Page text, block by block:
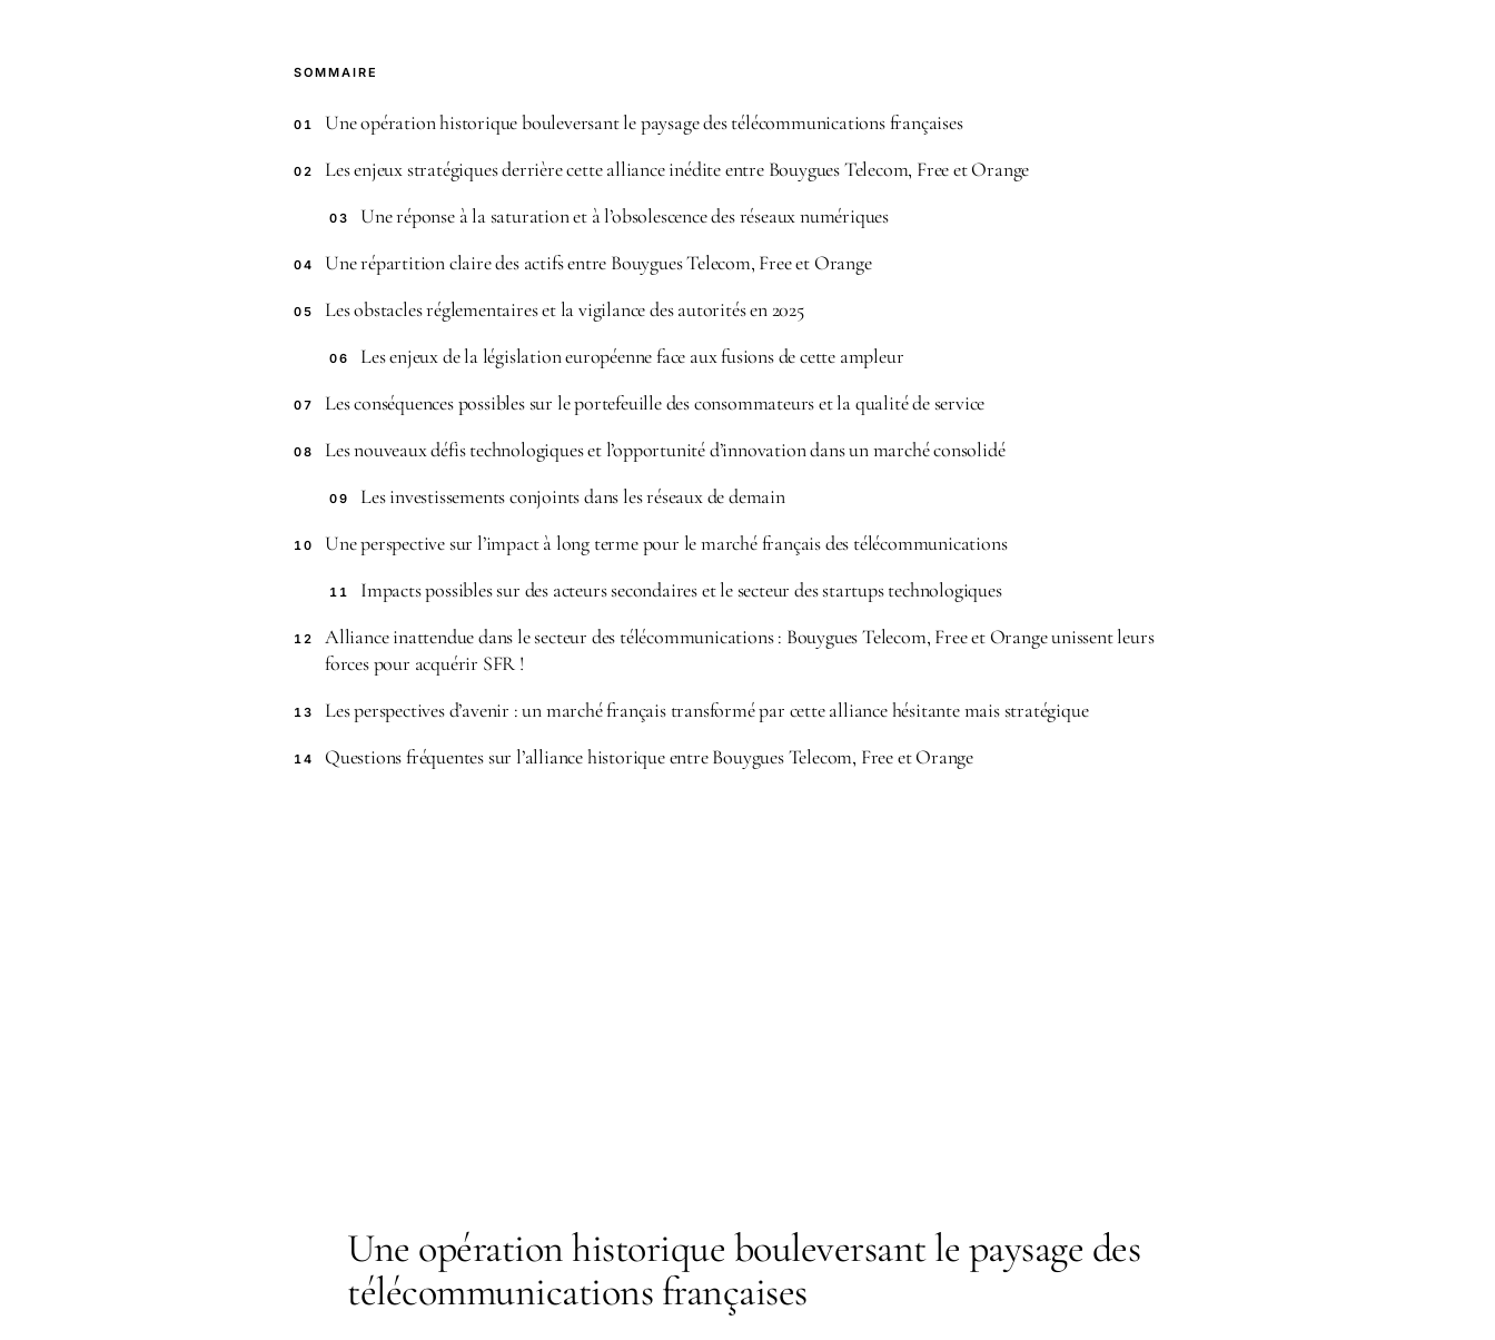
SOMMAIRE
01 Une opération historique bouleversant le paysage des télécommunications françaises
02 Les enjeux stratégiques derrière cette alliance inédite entre Bouygues Telecom, Free et Orange
03 Une réponse à la saturation et à l’obsolescence des réseaux numériques
04 Une répartition claire des actifs entre Bouygues Telecom, Free et Orange
05 Les obstacles réglementaires et la vigilance des autorités en 2025
06 Les enjeux de la législation européenne face aux fusions de cette ampleur
07 Les conséquences possibles sur le portefeuille des consommateurs et la qualité de service
08 Les nouveaux défis technologiques et l’opportunité d’innovation dans un marché consolidé
09 Les investissements conjoints dans les réseaux de demain
10 Une perspective sur l’impact à long terme pour le marché français des télécommunications
11 Impacts possibles sur des acteurs secondaires et le secteur des startups technologiques
12
Alliance inattendue dans le secteur des télécommunications : Bouygues Telecom, Free et Orange unissent leurs
forces pour acquérir SFR !
13 Les perspectives d’avenir : un marché français transformé par cette alliance hésitante mais stratégique
14 Questions fréquentes sur l’alliance historique entre Bouygues Telecom, Free et Orange
Une opération historique bouleversant le paysage des
télécommunications françaises